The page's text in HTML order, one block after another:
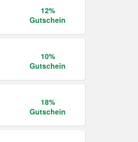
12%
Gutschein
10%
Gutschein
18%
Gutschein